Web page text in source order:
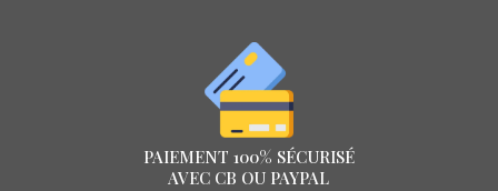
PAIEMENT 100% SÉCURISÉ
AVEC CB OU PAYPAL